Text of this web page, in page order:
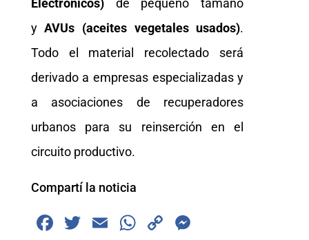
Electrónicos)de pequeño tamaño
yAVUs (aceites vegetales usados).
Todo el material recolectado será
derivado a empresas especializadas y
a asociaciones de recuperadores
urbanos para su reinserción en el
circuito productivo.
Compartí la noticia
F
T
E
W
C